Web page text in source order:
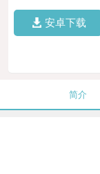
安卓下载
简介